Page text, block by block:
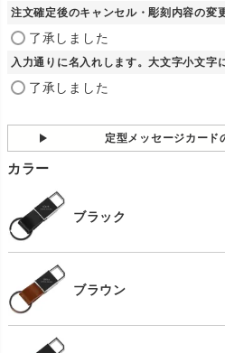
須
注文確定後のキャンセル・彫刻内容の変
了承しました
入力通りに名入れします。大文字小文字
了承しました
定型メッセージカード
カラー
ブラック
ブラウン